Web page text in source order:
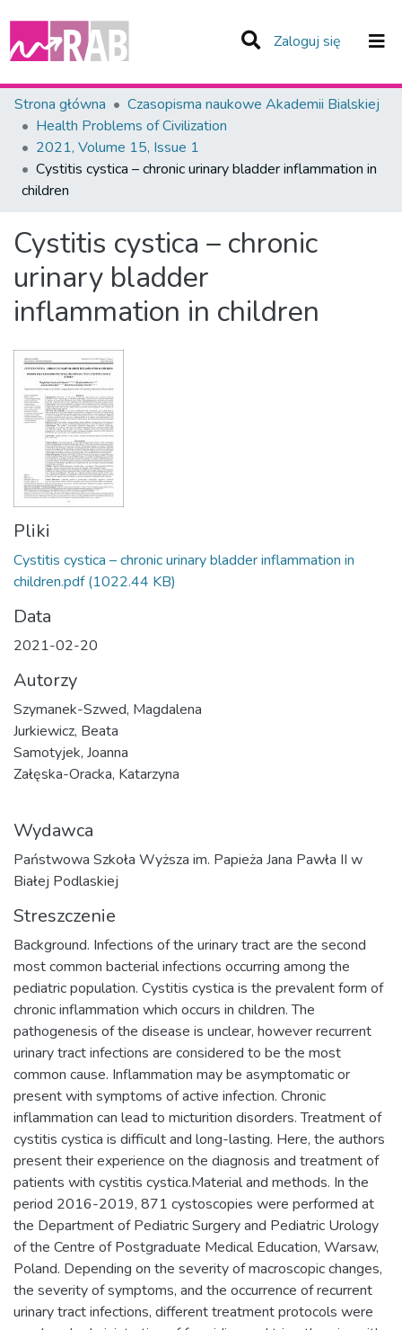
Zaloguj się (current)
Zespoły i Kolekcje
Statystyka
Całe Repozytorium
Strona główna
Czasopisma naukowe Akademii Bialskiej
Health Problems of Civilization
2021, Volume 15, Issue 1
Cystitis cystica – chronic urinary bladder inflammation in
children
Cystitis cystica – chronic
urinary bladder
inflammation in children
Pliki
Cystitis cystica – chronic urinary bladder inflammation in
children.pdf (1022.44 KB)
Data
2021-02-20
Autorzy
Szymanek-Szwed, Magdalena
Jurkiewicz, Beata
Samotyjek, Joanna
Załęska-Oracka, Katarzyna
Wydawca
Państwowa Szkoła Wyższa im. Papieża Jana Pawła II w
Białej Podlaskiej
Streszczenie
Background. Infections of the urinary tract are the second
most common bacterial infections occurring among the
pediatric population. Cystitis cystica is the prevalent form of
chronic inflammation which occurs in children. The
pathogenesis of the disease is unclear, however recurrent
urinary tract infections are considered to be the most
common cause. Inflammation may be asymptomatic or
present with symptoms of active infection. Chronic
inflammation can lead to micturition disorders. Treatment of
cystitis cystica is difficult and long-lasting. Here, the authors
present their experience on the diagnosis and treatment of
patients with cystitis cystica.Material and methods. In the
period 2016-2019, 871 cystoscopies were performed at
the Department of Pediatric Surgery and Pediatric Urology
of the Centre of Postgraduate Medical Education, Warsaw,
Poland. Depending on the severity of macroscopic changes,
the severity of symptoms, and the occurrence of recurrent
urinary tract infections, different treatment protocols were